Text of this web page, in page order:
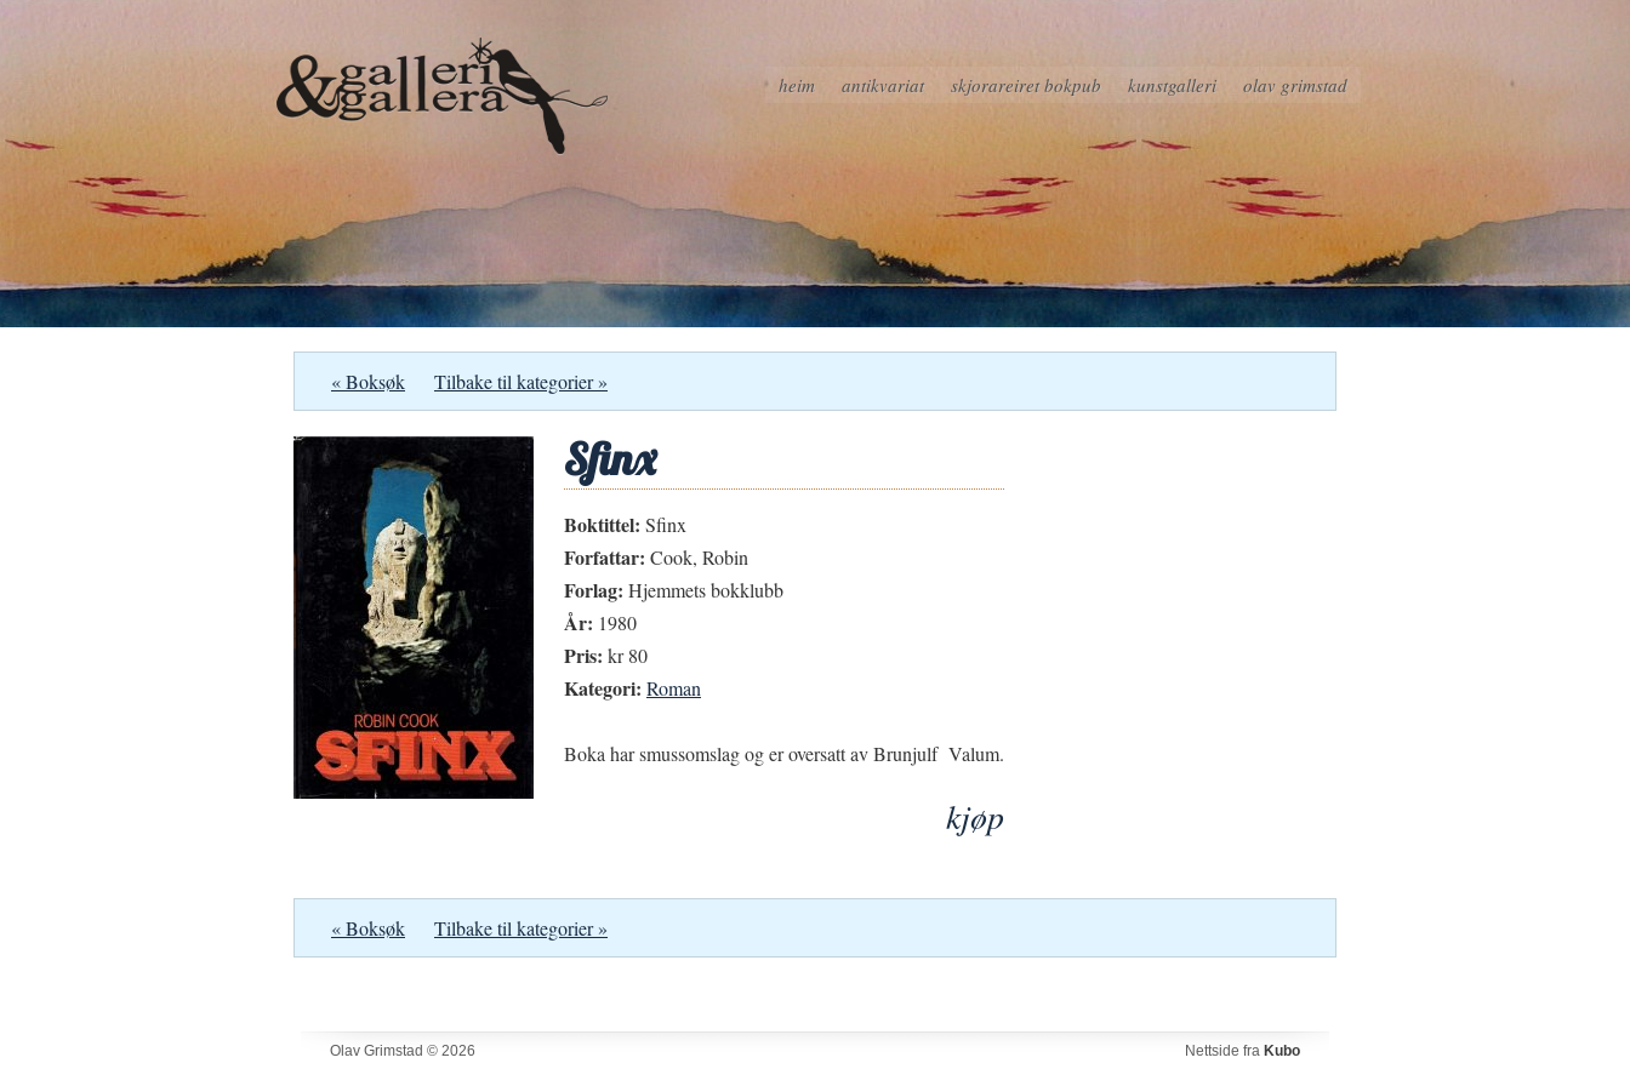
heim antikvariat skjorareiret bokpub kunstgalleri olav grimstad
« Boksøk Tilbake til kategorier »
Sfinx
Boktittel: Sfinx
Forfattar: Cook, Robin
Forlag: Hjemmets bokklubb
År: 1980
Pris: kr 80
Kategori: Roman
Boka har smussomslag og er oversatt av Brunjulf Valum.
kjøp
« Boksøk Tilbake til kategorier »
Olav Grimstad © 2026 Nettside fra Kubo